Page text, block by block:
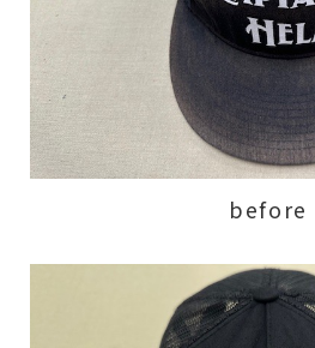
before